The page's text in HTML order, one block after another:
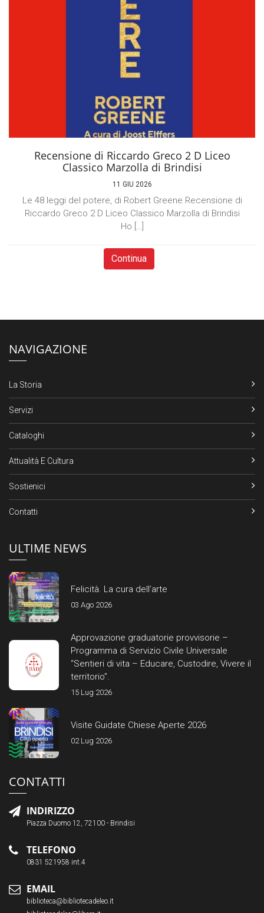
Recensione di Riccardo Greco 2 D Liceo
Classico Marzolla di Brindisi
11 GIU 2026
Le 48 leggi del potere, di Robert Greene Recensione di
Riccardo Greco 2 D Liceo Classico Marzolla di Brindisi
Ho […]
Continua
NAVIGAZIONE
La Storia
Servizi
Cataloghi
Attualità E Cultura
Sostienici
Contatti
ULTIME NEWS
Felicità. La cura dell’arte
03 Ago 2026
Approvazione graduatorie provvisorie –
Programma di Servizio Civile Universale
“Sentieri di vita – Educare, Custodire, Vivere il
territorio”.
15 Lug 2026
Visite Guidate Chiese Aperte 2026
02 Lug 2026
CONTATTI
INDIRIZZO
Piazza Duomo 12, 72100 - Brindisi
TELEFONO
0831 521958 int.4
EMAIL
biblioteca@bibliotecadeleo.it